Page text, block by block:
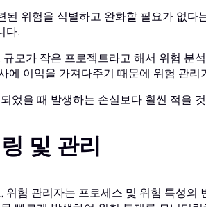
위험을 식별하고 완화할 필요가 없다
다.
모가 작은 프로젝트라고 해서 위험 분
에 이익을 가져다주기 때문에 위험 관리
었을 때 발생하는 손실보다 훨씬 적을
및 관리
험 관리자는 프로세스 및 위험 특성의